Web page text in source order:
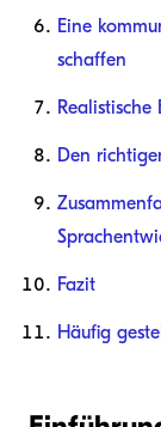
Eine
schaffen
Den
Fazit
Häufig